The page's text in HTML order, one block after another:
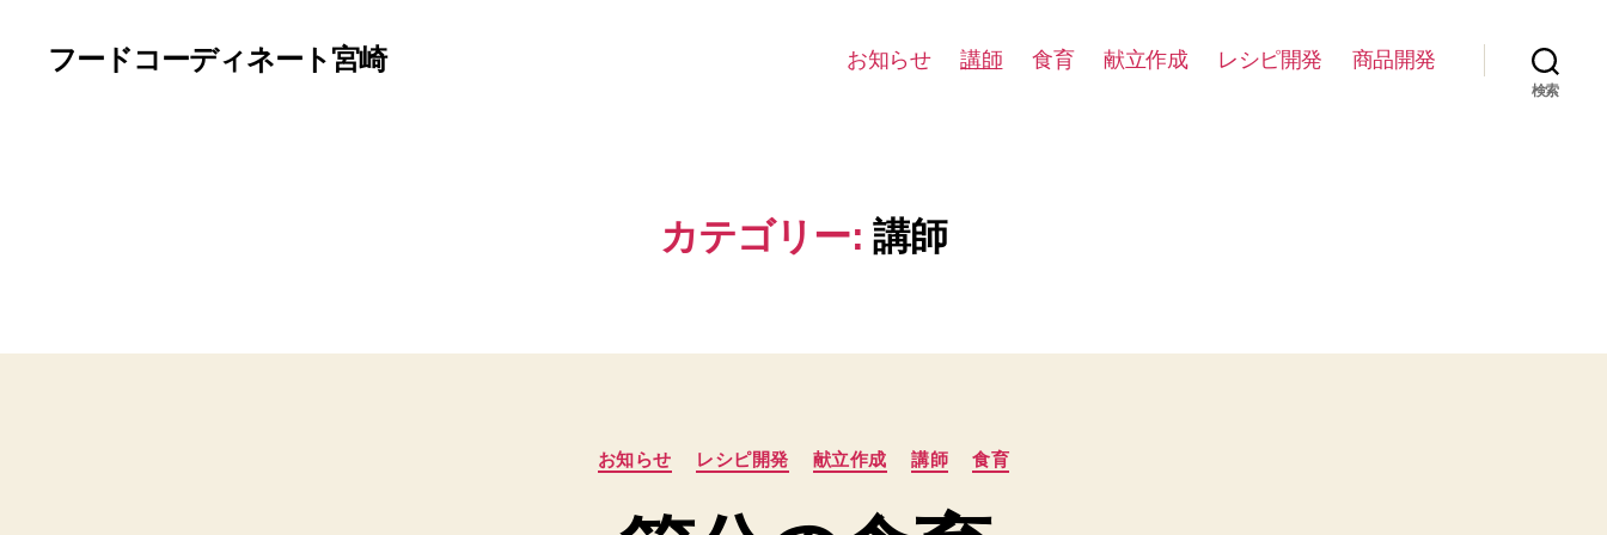
フードコーディネート宮崎 お知らせ 講師 食育 献立作成 レシピ開発 商品開発
検索
カテゴリー: 講師
カ
テ
リ
お知らせ レシピ開発 献立作成 講師 食育